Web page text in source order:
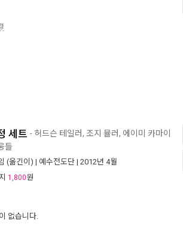
세트 - 허드슨 테일러, 조지 뮬러, 에이미 카마이
들
(옮긴이) | 예수전도단 | 2012년 4월
1,800원
없습니다.